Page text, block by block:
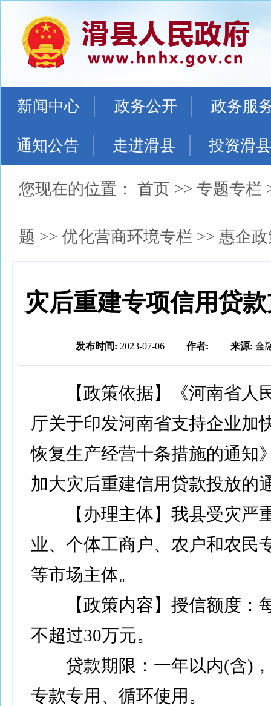
新闻中心 政务公开 政务服
通知公告 走进滑县 投资滑县
您现在的位置： 首页 >> 专题专栏
题 >> 优化营商环境专栏 >> 惠企
灾后重建专项信用贷
发布时间: 2023-07-06 作者: 来源: 金
【政策依据】《河南省人
厅关于印发河南省支持企业加
恢复生产经营十条措施的通知
加大灾后重建信用贷款投放的
【办理主体】我县受灾严
业、个体工商户、农户和农民
等市场主体。
【政策内容】授信额度：
不超过30万元。
贷款期限：一年以内(含)，
专款专用、循环使用。